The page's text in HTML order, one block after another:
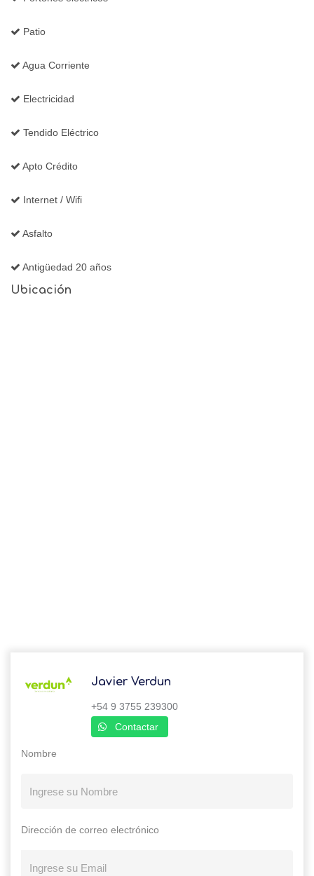
Patio
Agua Corriente
Electricidad
Tendido Eléctrico
Apto Crédito
Internet / Wifi
Asfalto
Antigüedad 20 años
Ubicación
Javier Verdun
+54 9 3755 239300
Contactar
Nombre
Dirección de correo electrónico